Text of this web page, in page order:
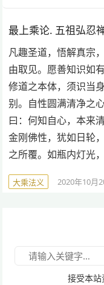
最上乘论. 五祖弘忍
凡趣圣道，悟解真宗
由取见。愿善知识如
修道之本体，须识当
别。自性圆满清净之
曰：何知自心，本来
金刚佛性，犹如日轮
之所覆。如瓶内灯光
大乘法义 2020年10月
接受本